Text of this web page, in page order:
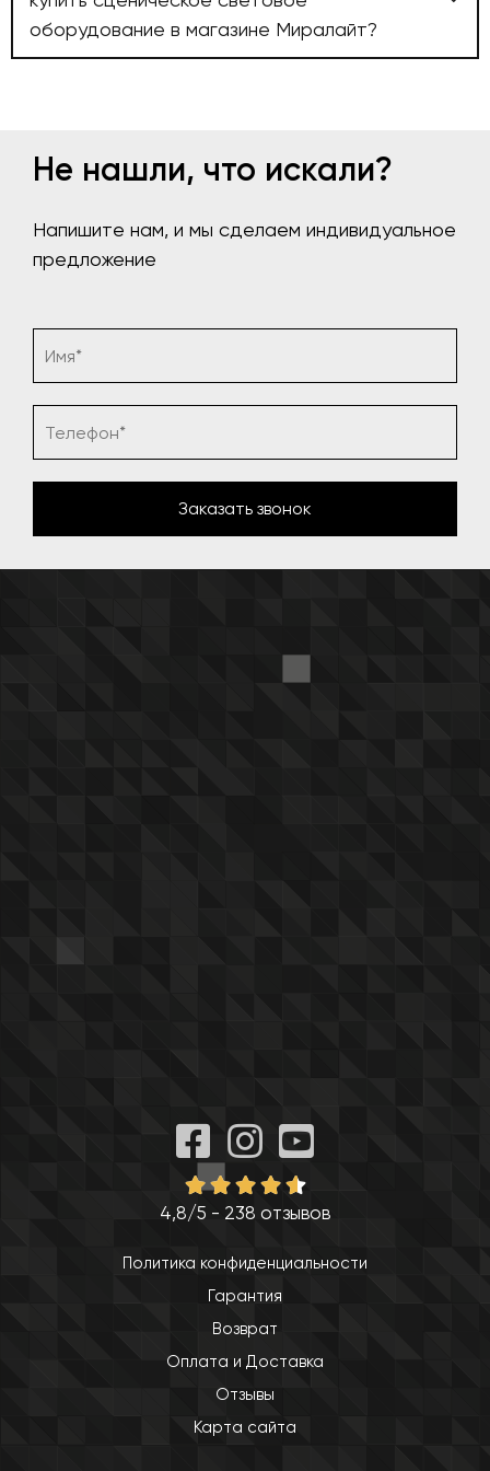
оборудование в магазине Миралайт?
Не нашли, что искали?
Напишите нам, и мы сделаем индивидуальное
предложение
4,8/5 - 238 отзывов
Политика конфиденциальности
Гарантия
Возврат
Оплата и Доставка
Отзывы
Карта сайта